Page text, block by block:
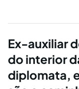
Ex-auxiliar
do interior
diplomata,